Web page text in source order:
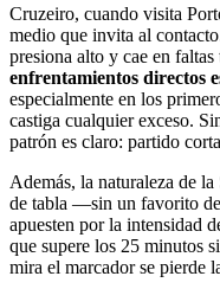
Cruzeiro, cuando visita
medio que invita al
presiona alto y cae en faltas
enfrentamientos directos
especialmente en los
castiga cualquier exceso.
patrón es claro: partido
Además, la naturaleza de
de tabla —sin un favorito
apuesten por la intensidad
que supere los 25 minutos
mira el marcador se pierde